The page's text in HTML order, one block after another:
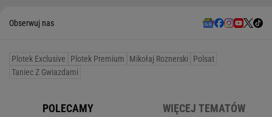
Obserwuj nas
Plotek Exclusive Plotek Premium Mikołaj Roznerski
Polsat
Taniec Z Gwiazdami
POLECAMY WIĘCEJ TEMATÓW